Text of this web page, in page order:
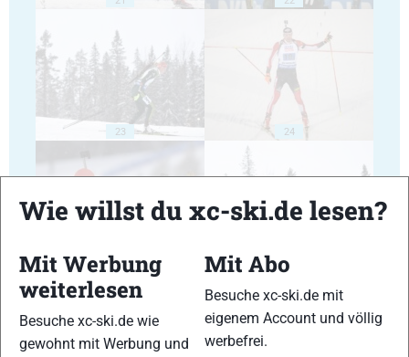
23 24
25 26
Wie willst du xc-ski.de lesen?
Mit Werbung
weiterlesen
Besuche xc-ski.de wie
gewohnt mit Werbung und
Mit Abo
Besuche xc-ski.de mit
eigenem Account und völlig
werbefrei.